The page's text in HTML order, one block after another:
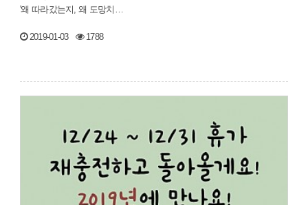
'왜 따라갔는지, 왜 도망치…
2019-01-03 1788